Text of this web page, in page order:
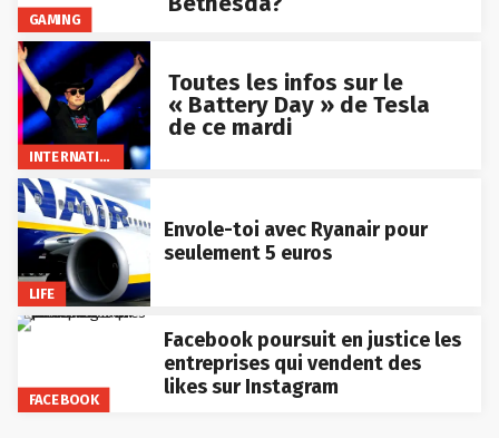
GAMING
INTERNATIONAL
Toutes les infos sur le
« Battery Day » de Tesla
de ce mardi
LIFE
Envole-toi avec Ryanair pour
seulement 5 euros
FACEBOOK
Facebook poursuit en justice les
entreprises qui vendent des
likes sur Instagram